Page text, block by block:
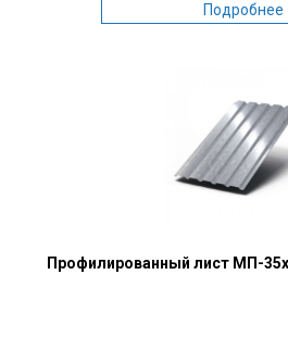
Подробнее
Профилированный лист МП-